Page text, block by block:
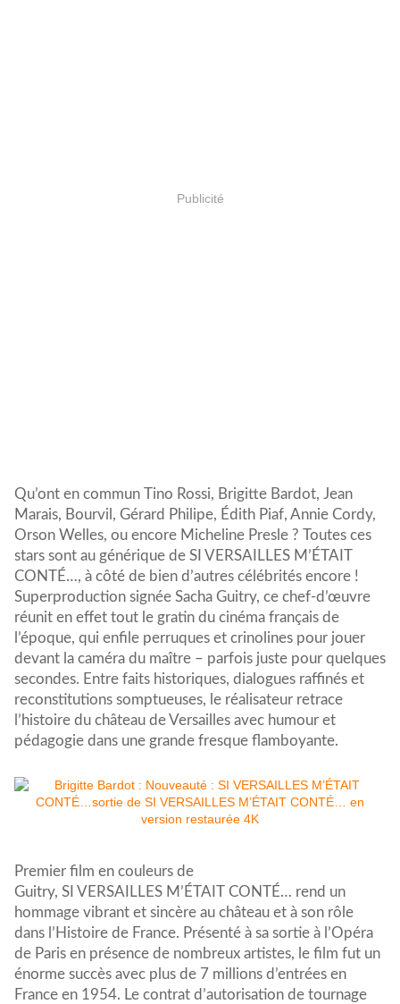
Publicité
Qu’ont en commun Tino Rossi, Brigitte Bardot, Jean
Marais, Bourvil, Gérard Philipe, Édith Piaf, Annie Cordy,
Orson Welles, ou encore Micheline Presle ? Toutes ces
stars sont au générique de SI VERSAILLES M’ÉTAIT
CONTÉ…, à côté de bien d’autres célébrités encore !
Superproduction signée Sacha Guitry, ce chef-d’œuvre
réunit en effet tout le gratin du cinéma français de
l’époque, qui enfile perruques et crinolines pour jouer
devant la caméra du maître – parfois juste pour quelques
secondes. Entre faits historiques, dialogues raffinés et
reconstitutions somptueuses, le réalisateur retrace
l’histoire du château de Versailles avec humour et
pédagogie dans une grande fresque flamboyante.
Premier film en couleurs de
Guitry, SI VERSAILLES M’ÉTAIT CONTÉ… rend un
hommage vibrant et sincère au château et à son rôle
dans l’Histoire de France. Présenté à sa sortie à l’Opéra
de Paris en présence de nombreux artistes, le film fut un
énorme succès avec plus de 7 millions d’entrées en
France en 1954. Le contrat d’autorisation de tournage